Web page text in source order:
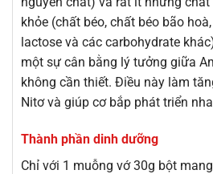
khỏe (chất béo, chất béo bão
lactose và các carbohydrate
một sự cân bằng lý tưởng giữa
không cần thiết. Điều này làm
Nitơ và giúp cơ bắp phát triển
Thành phần dinh dưỡng
Chỉ với 1 muỗng vớ 30g bột